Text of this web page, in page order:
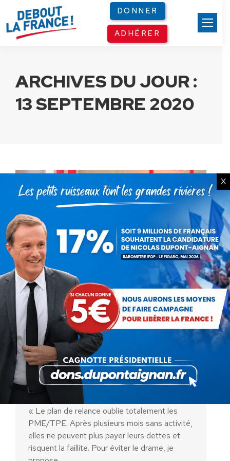
DONNER
ADHÉRER
ARCHIVES DU JOUR :
13 SEPTEMBRE 2020
Nicolas Dupont-Aignan invité
sur Sud Radio (13 septembre
2020)
Vidéo ParNicolas Dupont-Aignan
13 septembre 2020
« Le plan de relance oublie totalement les
PME/TPE. Après plusieurs mois sans activité,
elles ne peuvent plus payer leurs dettes et
risquent la faillite. Pour éviter le drame, je
X
Panneau de gestion des cookies